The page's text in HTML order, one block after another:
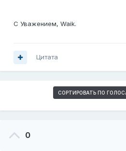
С Уважением, Waik.
Цитата
СОРТИРОВАТЬ ПО
0